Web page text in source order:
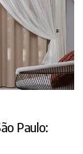
Paulo: